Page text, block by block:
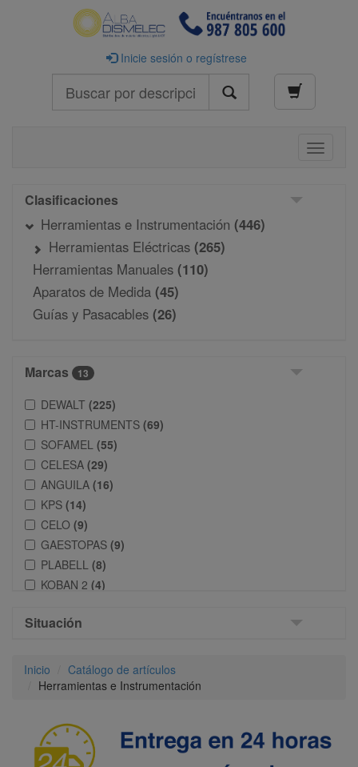
Inicie sesión o regístrese
Toggle
Clasificaciones
Herramientas e Instrumentación (446)
Herramientas Eléctricas (265)
Herramientas Manuales (110)
Aparatos de Medida (45)
Guías y Pasacables (26)
Marcas 13
DEWALT (225)
HT-INSTRUMENTS (69)
SOFAMEL (55)
CELESA (29)
ANGUILA (16)
KPS (14)
CELO (9)
GAESTOPAS (9)
PLABELL (8)
KOBAN 2 (4)
STANLEY
Situación
Inicio
Catálogo de artículos
Herramientas e Instrumentación